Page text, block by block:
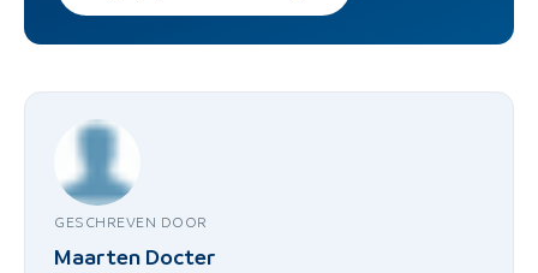
GESCHREVEN DOOR
Maarten Docter